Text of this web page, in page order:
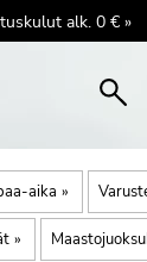
alk. 0 € »
aika ‪»
‪»